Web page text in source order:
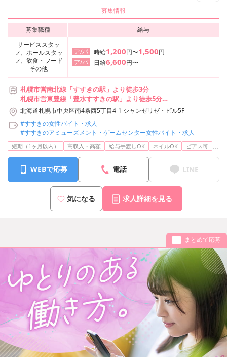
募集情報
募集職種
給与
サービススタッ
フ、ホールスタッ
フ、飲食・フード
その他
ア/パ 時給1,200円〜1,500円
ア/パ
日給6,600円〜
札幌市営南北線「すすきの駅」より徒歩3分
札幌市営東豊線「豊水すすきの駅」より徒歩5分
札幌市営南北線「大通駅」より徒歩7分
北海道札幌市中央区南4条西5丁目4-1 シャンゼリゼ・ビル5F
#すすきの女性バイト・求人
#すすきのアミューズメント・ゲームセンター女性バイト・求人
短期（1ヶ月以内） 高収入・高額 給与手渡しOK ネイルOK ピアス可 ...
WEBで応募 電話 LINE
気になる 求人詳細を見る
まとめて応募